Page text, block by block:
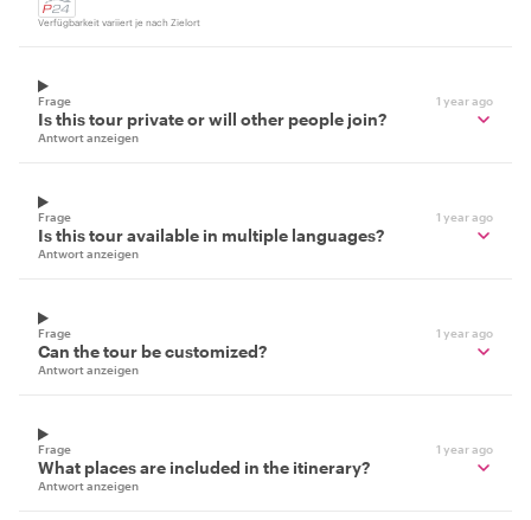
Verfügbarkeit variiert je nach Zielort
Frage 1 year ago
Is this tour private or will other people join?
Antwort anzeigen
Frage 1 year ago
Is this tour available in multiple languages?
Antwort anzeigen
Frage 1 year ago
Can the tour be customized?
Antwort anzeigen
Frage 1 year ago
What places are included in the itinerary?
Antwort anzeigen